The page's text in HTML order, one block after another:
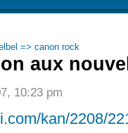
=> canon rock
aux
10:23 pm
kan/2208/